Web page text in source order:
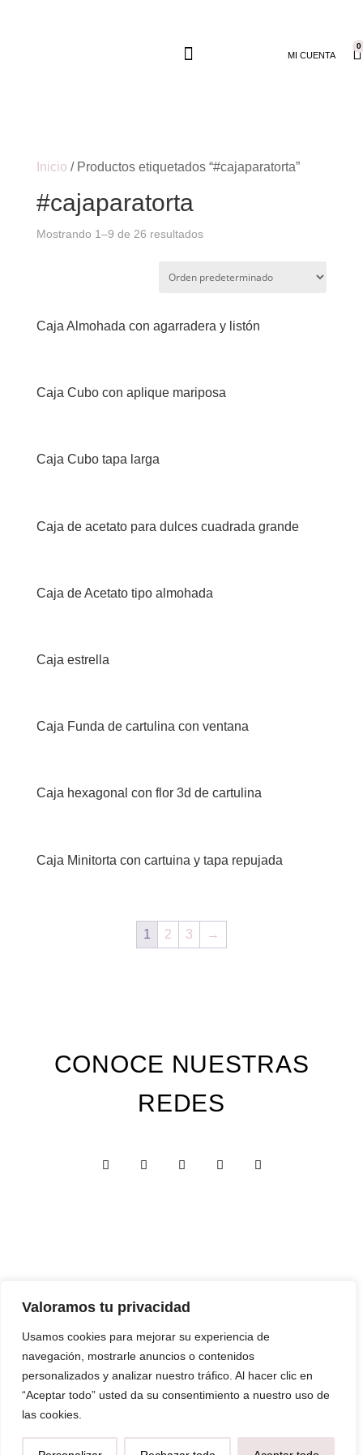
Valoramos tu privacidad
Usamos cookies para mejorar su experiencia de
navegación, mostrarle anuncios o contenidos
personalizados y analizar nuestro tráfico. Al hacer clic en
“Aceptar todo” usted da su consentimiento a nuestro uso de
las cookies.
MI CUENTA
0
Inicio / Productos etiquetados “#cajaparatorta”
#cajaparatorta
Mostrando 1–9 de 26 resultados
Caja Almohada con agarradera y listón
Caja Cubo con aplique mariposa
Caja Cubo tapa larga
Caja de acetato para dulces cuadrada grande
Caja de Acetato tipo almohada
Caja estrella
Caja Funda de cartulina con ventana
Caja hexagonal con flor 3d de cartulina
Caja Minitorta con cartuina y tapa repujada
1 2 3 →
CONOCE NUESTRAS
REDES
Custom Edition
Express Edition
Digital Edition
Papelería y Cajas